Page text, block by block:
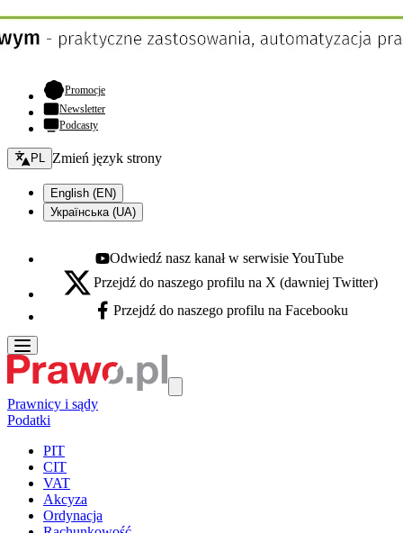
Promocje- otwiera się w nowej karcie
Newsletter
Podcasty
Zmień język - bieżący:
PL Zmień język strony
English (EN)
Українська (UA)
Youtube - otwiera się w nowej karcie
Odwiedź nasz kanał w serwisie YouTube
X - otwiera się w nowej karcie
Przejdź do naszego profilu na X (dawniej Twitter)
Facebook - otwiera się w nowej karcie
Przejdź do naszego profilu na Facebooku
Prawnicy i sądy
Podatki
PIT
CIT
VAT
Akcyza
Ordynacja